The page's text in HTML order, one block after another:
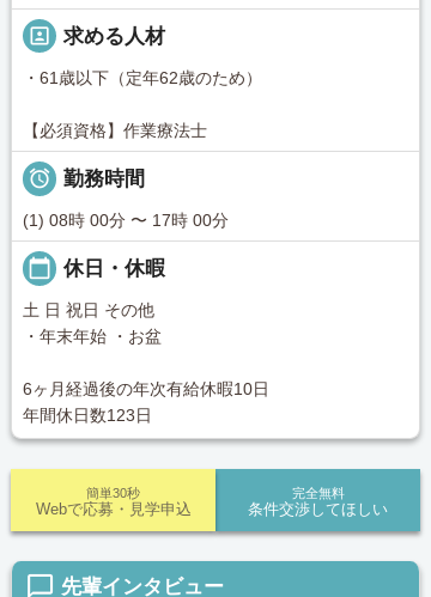
portrait 求める人材
・61歳以下（定年62歳のため）
【必須資格】作業療法士
 勤務時間
(1) 08時 00分 〜 17時 00分
calendar_today 休日・休暇
土 日 祝日 その他
・年末年始 ・お盆
6ヶ月経過後の年次有給休暇10日
年間休日数123日
完全無料
条件交渉してほしい
簡単30秒
Webで応募・見学申込
chat_bubble_outline 先輩インタビュー